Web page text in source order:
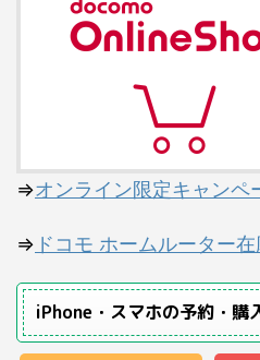
⇒オンライン限定キャンペ
⇒ ドコモ ホームルーター
iPhone・スマホの予約・購